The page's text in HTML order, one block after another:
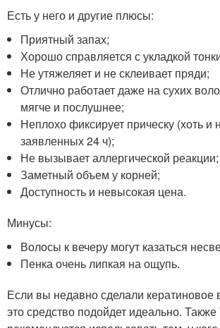
Есть у него и другие плюсы:
Приятный запах;
Хорошо справляется с укладкой
Не утяжеляет и не склеивает пряди;
Отлично работает даже на сухих
мягче и послушнее;
Неплохо фиксирует прическу (хоть и
заявленных 24 ч);
Не вызывает аллергической реакции;
Заметный объем у корней;
Доступность и невысокая цена.
Минусы:
Волосы к вечеру могут казаться
Пенка очень липкая на ощупь.
Если вы недавно сделали
это средство подойдет идеально.